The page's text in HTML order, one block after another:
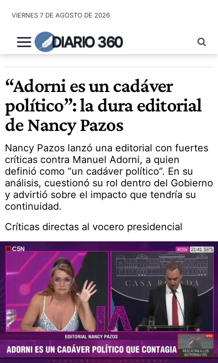
contenido
VIERNES 7 DE AGOSTO DE 2026
DIARIO 360
“Adorni es un cadáver
político”: la dura editorial
de Nancy Pazos
Nancy Pazos lanzó una editorial con fuertes
críticas contra Manuel Adorni, a quien
definió como “un cadáver político”. En su
análisis, cuestionó su rol dentro del Gobierno
y advirtió sobre el impacto que tendría su
continuidad.
Críticas directas al vocero presidencial